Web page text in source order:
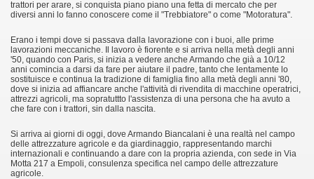
trattori per arare, si conquista piano piano una fetta di mercato che per
diversi anni lo fanno conoscere come il "Trebbiatore" o come "Motoratura".
Erano i tempi dove si passava dalla lavorazione con i buoi, alle prime
lavorazioni meccaniche. Il lavoro è fiorente e si arriva nella metà degli anni
'50, quando con Paris, si inizia a vedere anche Armando che già a 10/12
anni comincia a darsi da fare per aiutare il padre, tanto che lentamente lo
sostituisce e continua la tradizione di famiglia fino alla metà degli anni '80,
dove si inizia ad affiancare anche l'attività di rivendita di macchine operatrici,
attrezzi agricoli, ma sopratuttto l'assistenza di una persona che ha avuto a
che fare con i trattori, sin dalla nascita.
Si arriva ai giorni di oggi, dove Armando Biancalani è una realtà nel campo
delle attrezzature agricole e da giardinaggio, rappresentando marchi
internazionali e continuando a dare con la propria azienda, con sede in Via
Motta 217 a Empoli, consulenza specifica nel campo delle attrezzature
agricole.